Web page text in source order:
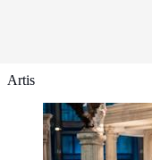
Artis